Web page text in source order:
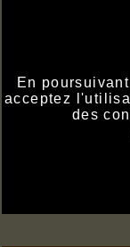
En
acceptez
des